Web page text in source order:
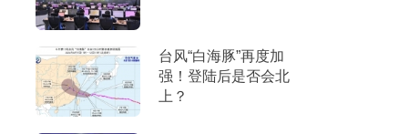
台风“白海豚”再度加
强！登陆后是否会北
上？